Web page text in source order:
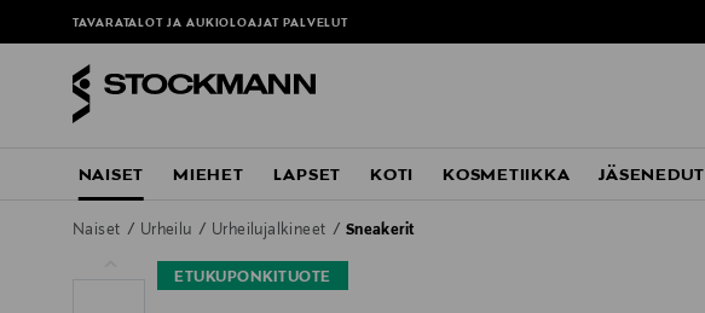
TAVARATALOT JA AUKIOLOAJAT PALVELUT
NAISET MIEHET LAPSET KOTI KOSMETIIKKA JÄSENEDUT
Naiset Urheilu Urheilujalkineet Sneakerit
ETUKUPONKITUOTE